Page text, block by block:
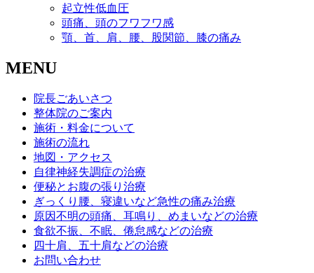
起立性低血圧
頭痛、頭のフワフワ感
顎、首、肩、腰、股関節、膝の痛み
MENU
院長ごあいさつ
整体院のご案内
施術・料金について
施術の流れ
地図・アクセス
自律神経失調症の治療
便秘とお腹の張り治療
ぎっくり腰、寝違いなど急性の痛み治療
原因不明の頭痛、耳鳴り、めまいなどの治療
食欲不振、不眠、倦怠感などの治療
四十肩、五十肩などの治療
お問い合わせ